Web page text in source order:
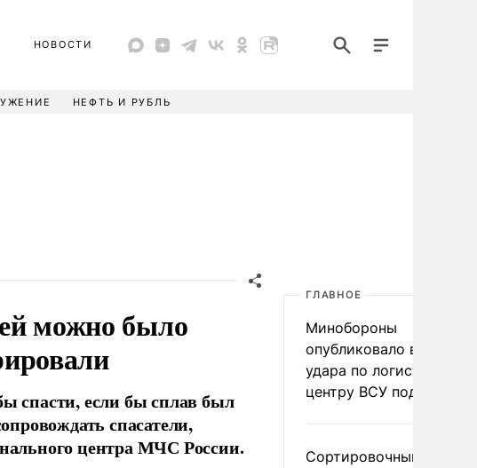
НОВОСТИ
НЕФТЬ И РУБЛЬ
можно было
спасти, если бы сплав был
спасатели,
центра МЧС России.
ГЛАВНОЕ
Минобороны
опубликовало видео
удара по
центру ВСУ под Киевом
Сортировочный пункт